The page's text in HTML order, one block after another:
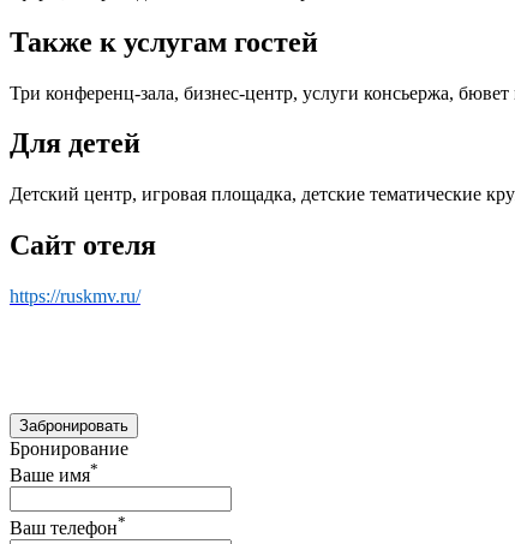
Также к услугам гостей
Три конференц-зала, бизнес-центр, услуги консьержа,
Для детей
Детский центр, игровая площадка, детские тематические
Сайт отеля
https://ruskmv.ru/
Забронировать
Бронирование
Ваше имя*
Ваш телефон*